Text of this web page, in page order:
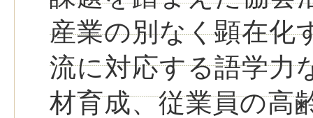
産業の別なく顕在化
流に対応する語学力
材育成、従業員の高